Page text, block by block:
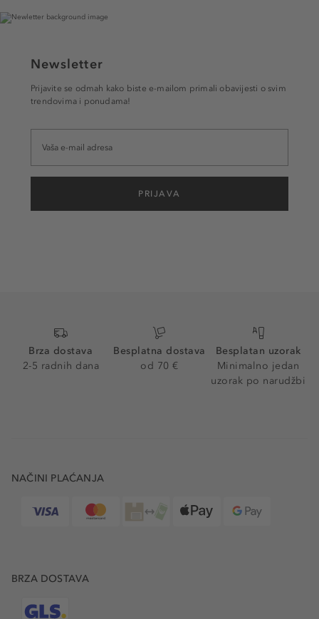
Newsletter
Prijavite se odmah kako biste e-mailom primali obavijesti o svim
trendovima i ponudama!
PRIJAVA
Brza dostava
2-5 radnih dana
Besplatna dostava
od 70 €
Besplatan uzorak
Minimalno jedan
uzorak po narudžbi
NAČINI PLAĆANJA
BRZA DOSTAVA